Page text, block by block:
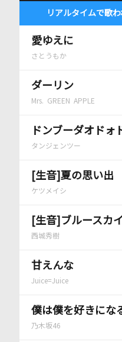
リアルタイムで歌
愛ゆえに
さとうもか
ダーリン
Mrs. GREEN APPLE
ドンブーダオドォ
タンジェンツー
[生音]夏の思い出
ケツメイシ
[生音]ブルースカ
西城秀樹
甘えんな
Juice=Juice
僕は僕を好きにな
乃木坂46